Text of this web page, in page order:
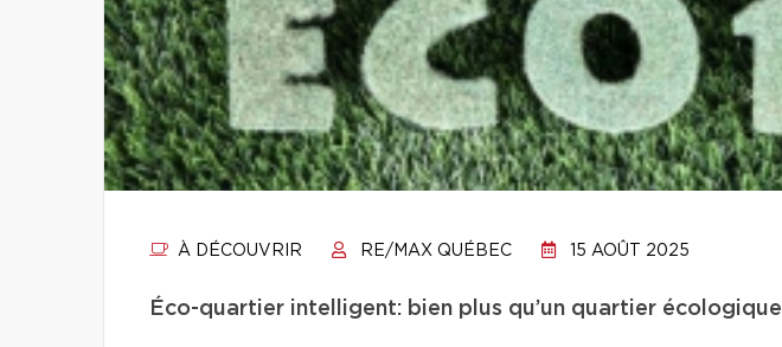
À DÉCOUVRIR RE/MAX QUÉBEC 15 AOÛT 2025
Éco-quartier intelligent: bien plus qu’un quartier écologique